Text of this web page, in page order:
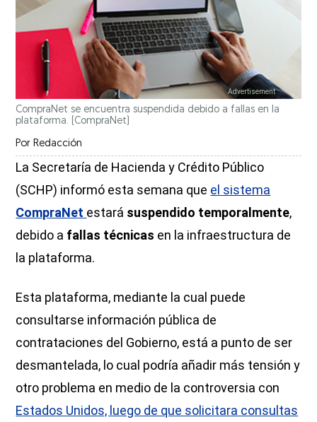
CompraNet se encuentra suspendida debido a fallas en la
plataforma.
(CompraNet)
Por Redacción
La Secretaría de Hacienda y Crédito Público
(SCHP) informó esta semana que el sistema
CompraNet estará suspendido temporalmente,
debido a fallas técnicas en la infraestructura de
la plataforma.
Esta plataforma, mediante la cual puede
consultarse información pública de
contrataciones del Gobierno, está a punto de ser
desmantelada, lo cual podría añadir más tensión y
otro problema en medio de la controversia con
Estados Unidos, luego de que solicitara consultas